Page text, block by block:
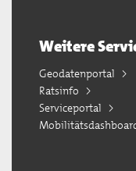
Weitere
Geodatenportal
Ratsinfo
Serviceportal